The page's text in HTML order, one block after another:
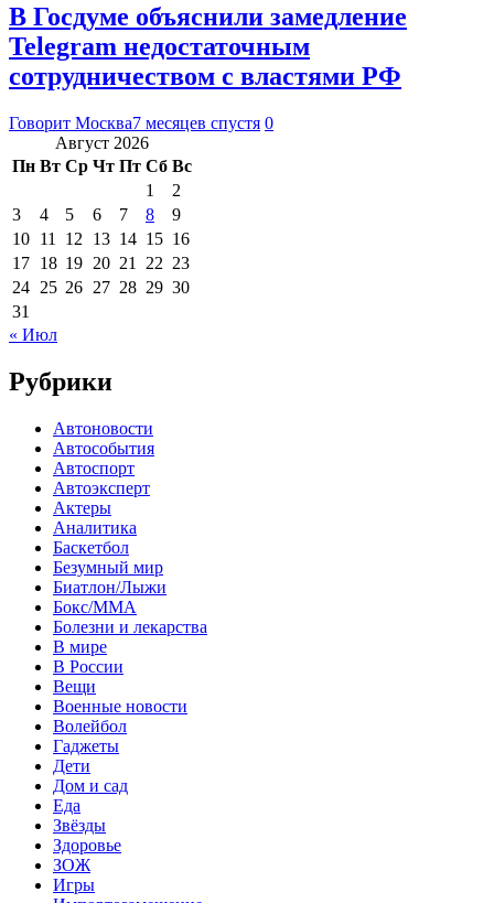
В Госдуме объяснили замедление
Telegram недостаточным
сотрудничеством с властями РФ
Говорит Москва7 месяцев спустя 0
Август 2026
Пн Вт Ср Чт Пт Сб Вс
1
2
3
4 5 6 7 8
9
10 11 12 13 14 15 16
17 18 19 20 21 22 23
24 25 26 27 28 29 30
31
« Июл
Рубрики
Автоновости
Автособытия
Автоспорт
Автоэксперт
Актеры
Аналитика
Баскетбол
Безумный мир
Биатлон/Лыжи
Бокс/MMA
Болезни и лекарства
В мире
В России
Вещи
Военные новости
Волейбол
Гаджеты
Дети
Дом и сад
Еда
Звёзды
Здоровье
ЗОЖ
Игры